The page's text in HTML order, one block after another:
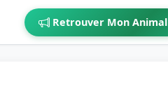
Retrouver Mon Animal